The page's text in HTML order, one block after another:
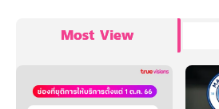
Most View